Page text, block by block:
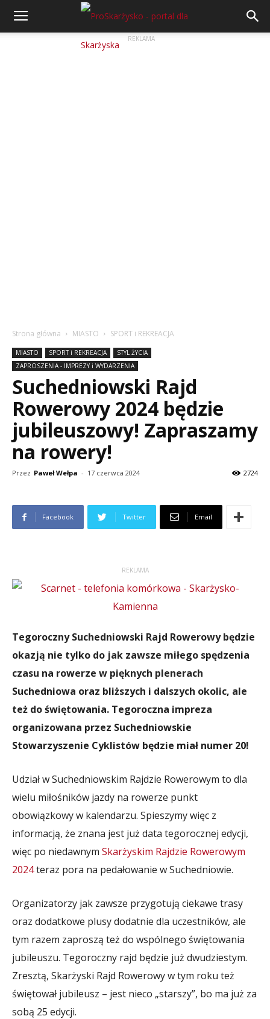
REKLAMA
Strona główna MIASTO SPORT i REKREACJA
MIASTO SPORT i REKREACJA
STYL ŻYCIA
ZAPROSZENIA - IMPREZY i WYDARZENIA
Suchedniowski Rajd
Rowerowy 2024 będzie
jubileuszowy! Zapraszamy
na rowery!
Przez Paweł Wełpa - 17 czerwca 2024 2724
Facebook Twitter Email
REKLAMA
Tegoroczny Suchedniowski Rajd Rowerowy będzie
okazją nie tylko do jak zawsze miłego spędzenia
czasu na rowerze w pięknych plenerach
Suchedniowa oraz bliższych i dalszych okolic, ale
też do świętowania. Tegoroczna impreza
organizowana przez Suchedniowskie
Stowarzyszenie Cyklistów będzie miał numer 20!
Udział w Suchedniowskim Rajdzie Rowerowym to dla
wielu miłośników jazdy na rowerze punkt
obowiązkowy w kalendarzu. Spieszymy więc z
informacją, że znana jest już data tegorocznej edycji,
więc po niedawnym Skarżyskim Rajdzie Rowerowym
2024teraz pora na pedałowanie w Suchedniowie.
Organizatorzy jak zawsze przygotują ciekawe trasy
oraz dodatkowe plusy dodatnie dla uczestników, ale
tym razem zaproszą też do wspólnego świętowania
jubileuszu. Tegoroczny rajd będzie już dwudziestym.
Zresztą, Skarżyski Rajd Rowerowy w tym roku też
świętował jubileusz – jest nieco „starszy”, bo ma już za
sobą 25 edycji.